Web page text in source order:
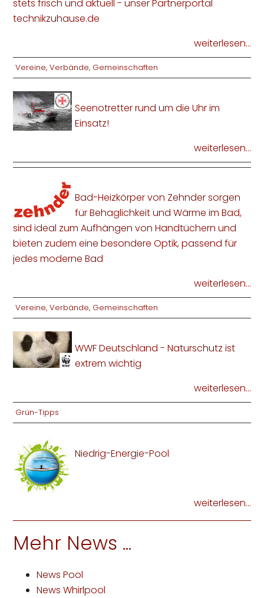
stets frisch und aktuell - unser Partnerportal
technikzuhause.de
weiterlesen...
Vereine, Verbände, Gemeinschaften
Seenotretter rund um die Uhr im
Einsatz!
weiterlesen...
Bad-Heizkörper von Zehnder sorgen
für Behaglichkeit und Wärme im Bad,
sind ideal zum Aufhängen von Handtüchern und
bieten zudem eine besondere Optik, passend für
jedes moderne Bad
weiterlesen...
Vereine, Verbände, Gemeinschaften
WWF Deutschland - Naturschutz ist
extrem wichtig
weiterlesen...
Grün-Tipps
Niedrig-Energie-Pool
weiterlesen...
Mehr News ...
News Pool
News Whirlpool